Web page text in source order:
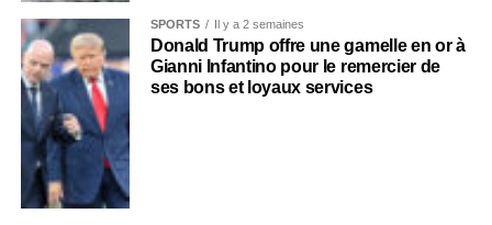
SPORTS Il y a 2 semaines
Donald Trump offre une gamelle en or à
Gianni Infantino pour le remercier de
ses bons et loyaux services